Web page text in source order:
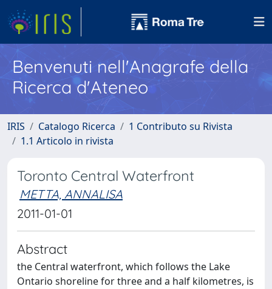
Benvenuti nell'Anagrafe della
Ricerca d'Ateneo
IRIS Catalogo Ricerca
1 Contributo su Rivista
1.1 Articolo in rivista
Toronto Central Waterfront
METTA, ANNALISA
2011-01-01
Abstract
the Central waterfront, which follows the Lake
Ontario shoreline for three and a half kilometres, is